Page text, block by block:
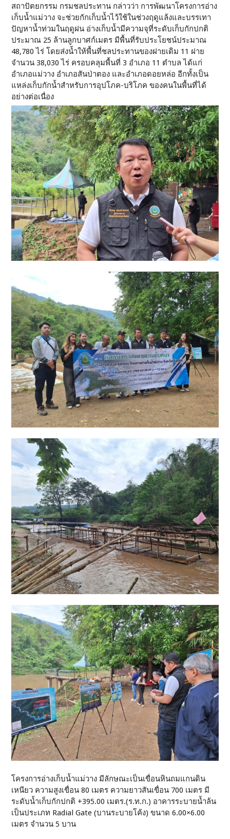
สถาปัตยกรรม กรมชลประทาน กล่าวว่า การพัฒนาโครงการอ่าง
เก็บน้ำแม่วาง จะช่วยกักเก็บน้ำไว้ใช้ในช่วงฤดูแล้งและบรรเทา
ปัญหาน้ำท่วมในฤดูฝน อ่างเก็บน้ำมีความจุที่ระดับเก็บกักปกติ
ประมาณ 25 ล้านลูกบาศก์เมตร มีพื้นที่รับประโยชน์ประมาณ
48,780 ไร่ โดยส่งน้ำให้พื้นที่ชลประทานของฝายเดิม 11 ฝาย
จำนวน 38,030 ไร่ ครอบคลุมพื้นที่ 3 อำเภอ 11 ตำบล ได้แก่
อำเภอแม่วาง อำเภอสันป่าตอง และอำเภอดอยหล่อ อีกทั้งเป็น
แหล่งเก็บกักน้ำสำหรับการอุปโภค-บริโภค ของคนในพื้นที่ได้
อย่างต่อเนื่อง
โครงการอ่างเก็บน้ำแม่วาง มีลักษณะเป็นเขื่อนหินถมแกนดิน
เหนียว ความสูงเขื่อน 80 เมตร ความยาวสันเขื่อน 700 เมตร มี
ระดับน้ำเก็บกักปกติ +395.00 เมตร.(ร.ท.ก.) อาคารระบายน้ำล้น
เป็นประเภท Radial Gate (บานระบายโค้ง) ขนาด 6.00×6.00
เมตร จำนวน 5 บาน